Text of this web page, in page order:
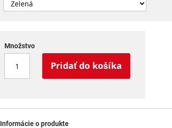
Množstvo
Pridať do košíka
Informácie o produkte